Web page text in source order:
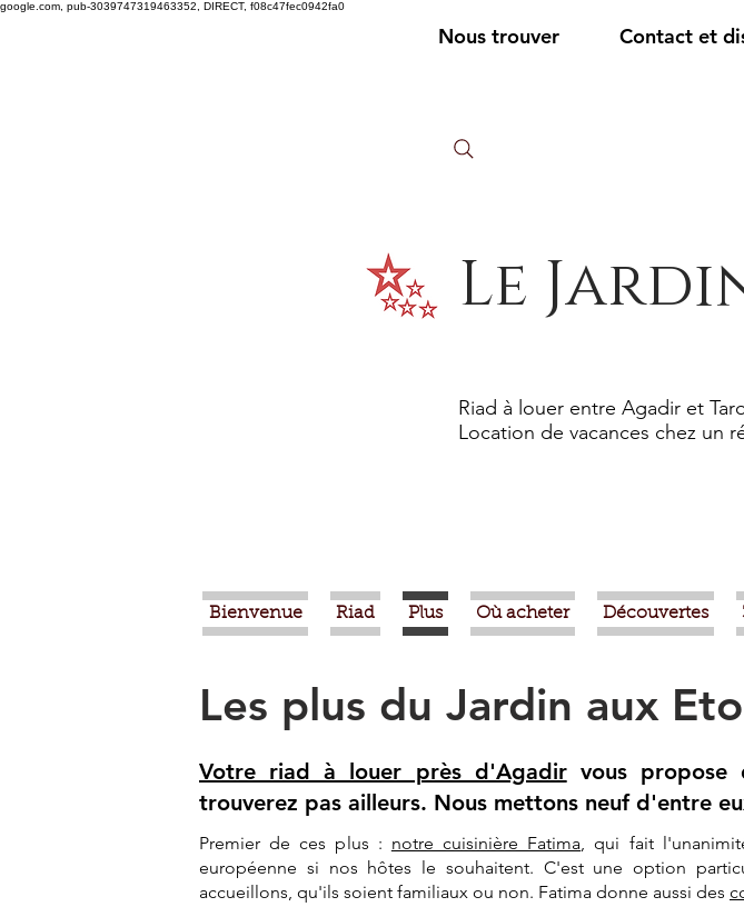
google.com, pub-3039747319463352, DIRECT, f08c47fec0942fa0
Nous trouver Contact et
Le
Riad à louer entre Agadir et
Location de vacances chez un
Bienvenue Riad Plus Où acheter Découvertes
Les plus du Jardin aux
Votre riad à louer près d'Agadirvous propose
trouverez pas ailleurs. Nous mettons neuf d'entre
Premier de ces plus : notre cuisinière Fatima, qui fait
européenne si nos hôtes le souhaitent. C'est une option
accueillons, qu'ils soient familiaux ou non. Fatima donne aussi des